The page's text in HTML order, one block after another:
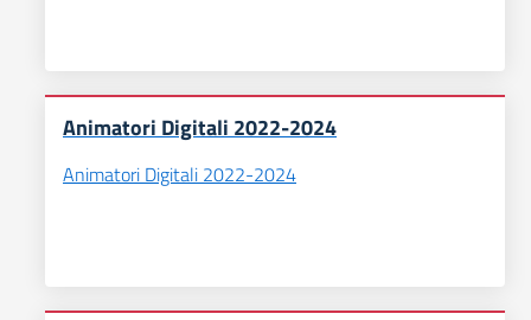
Animatori Digitali 2022-2024
Animatori Digitali 2022-2024